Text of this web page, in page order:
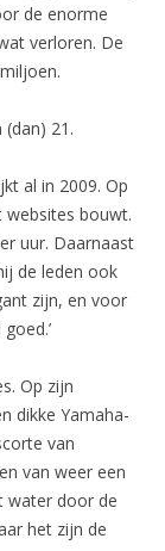
de enorme
verloren. De
21.
al in 2009. Op
bouwt.
uur. Daarnaast
de leden ook
zijn, en voor
Op zijn
dikke Yamaha-
van
van weer een
water door de
het zijn de